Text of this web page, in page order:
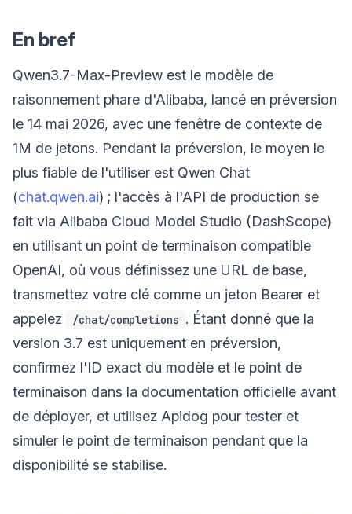
En bref
Qwen3.7-Max-Preview est le modèle de
raisonnement phare d'Alibaba, lancé en préversion
le 14 mai 2026, avec une fenêtre de contexte de
1M de jetons. Pendant la préversion, le moyen le
plus fiable de l'utiliser est Qwen Chat
(chat.qwen.ai) ; l'accès à l'API de production se
fait via Alibaba Cloud Model Studio (DashScope)
en utilisant un point de terminaison compatible
OpenAI, où vous définissez une URL de base,
transmettez votre clé comme un jeton Bearer et
appelez
/chat/completions . Étant donné que la
version 3.7 est uniquement en préversion,
confirmez l'ID exact du modèle et le point de
terminaison dans la documentation officielle avant
de déployer, et utilisez Apidog pour tester et
simuler le point de terminaison pendant que la
disponibilité se stabilise.